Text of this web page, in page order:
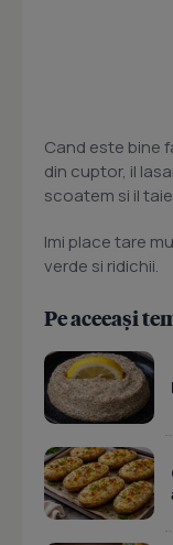
Cand este bine
din cuptor, il
scoatem si il
Imi place tare
verde si ridichii.
Pe aceeași